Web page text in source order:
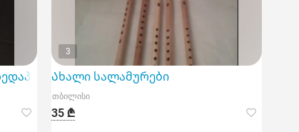
3
Ახალი სალამურები
თბილისი
35 ₾